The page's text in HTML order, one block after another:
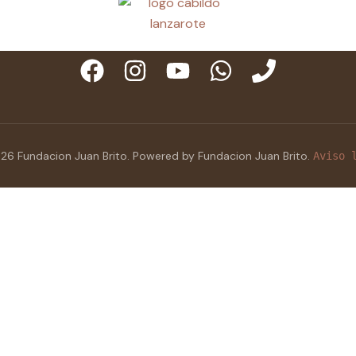
Fundacion Juan Brito. Powered by Fundacion Juan Brito. Aviso